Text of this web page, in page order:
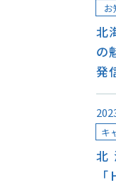
北海道はやわ
旅のテーマで
北
の
発
お
キ